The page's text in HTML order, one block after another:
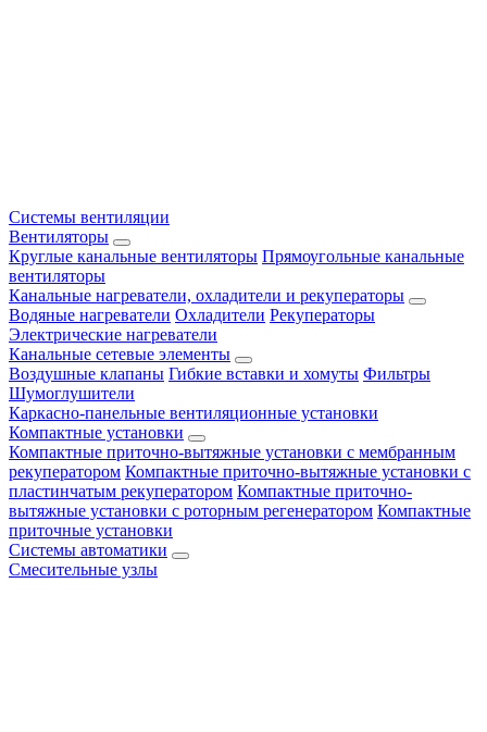
Системы вентиляции
Вентиляторы
Круглые канальные вентиляторы Прямоугольные канальные
вентиляторы
Канальные нагреватели, охладители и рекуператоры
Водяные нагреватели Охладители Рекуператоры
Электрические нагреватели
Канальные сетевые элементы
Воздушные клапаны Гибкие вставки и хомуты Фильтры
Шумоглушители
Каркасно-панельные вентиляционные установки
Компактные установки
Компактные приточно-вытяжные установки с мембранным
рекуператором Компактные приточно-вытяжные установки с
пластинчатым рекуператором Компактные приточно-
вытяжные установки с роторным регенератором Компактные
приточные установки
Системы автоматики
Смесительные узлы